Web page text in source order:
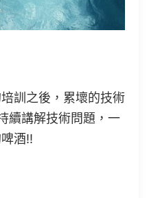
訓之後，累壞的技術
續講解技術問題，一
酒!!